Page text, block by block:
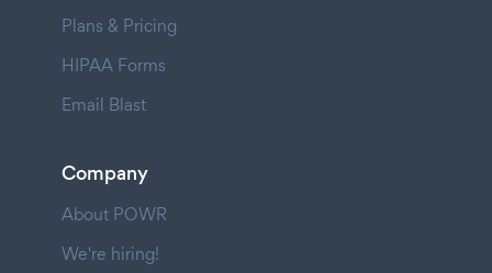
Plans & Pricing
HIPAA Forms
Email Blast
Company
About POWR
We're hiring!